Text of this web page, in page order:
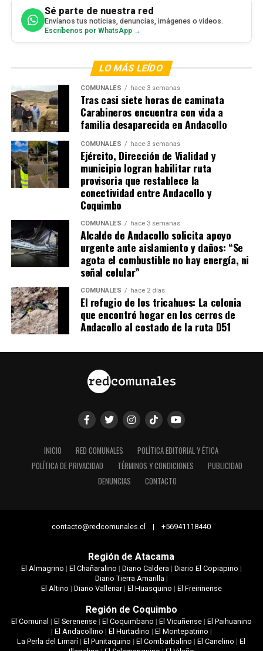
Sé parte de nuestra red
Envíanos tus noticias, denuncias, imágenes o videos.
Escríbenos por WhatsApp →
LO MÁS LEÍDO
COMUNALES hace 3 semanas
Tras casi siete horas de caminata
Carabineros encuentra con vida a
familia desaparecida en Andacollo
COMUNALES hace 3 semanas
Ejército, Dirección de Vialidad y
municipio logran habilitar ruta
provisoria que restablece la
conectividad entre Andacollo y
Coquimbo
COMUNALES hace 3 semanas
Alcalde de Andacollo solicita apoyo
urgente ante aislamiento y daños: “Se
agota el combustible no hay energía, ni
señal celular”
COMUNALES hace 2 días
El refugio de los tricahues: La colonia
que encontró hogar en los cerros de
Andacollo al costado de la ruta D51
INICIO RED COMUNALES
POLÍTICA EDITORIAL Y ÉTICA
POLÍTICA DE PRIVACIDAD
TÉRMINOS Y CONDICIONES
PUBLICIDAD
DENUNCIAS
CONTACTO
contacto@redcomunales.cl | +56941118440
Región de Atacama
El Almagrino | El Chañaralino | Diario Caldera | Diario El Copiapino |
Diario Tierra Amarilla |
El Altino | Diario Vallenar| El Huasquino | El Freirinense
Región de Coquimbo
El Comunal | El Serenense| El Coquimbano | El Vicuñense| El Paihuanino
| El Andacollino | El Hurtadino | El Montepatrino |
La Perla del Limarí|El Punitaquino |El Combarbalino |El Canelino |El